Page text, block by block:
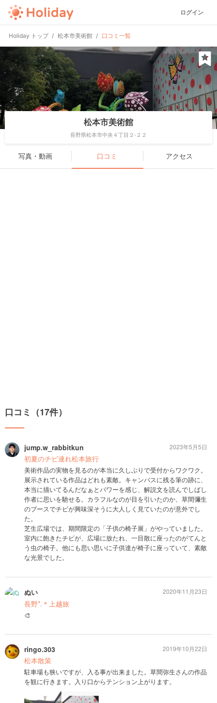
ログイン
Holiday トップ 松本市美術館 口コミ一覧
松本市美術館
長野県松本市中央４丁目２-２２
写真・動画 口コミ アクセス
口コミ（17件）
jump.w_rabbitkun
初夏のチビ連れ松本旅行
美術作品の実物を見るのが本当に久しぶりで受付からワクワク。
展示されている作品はどれも素敵。キャンバスに残る筆の跡に、
本当に描いてるんだなぁとパワーを感じ、解説文を読んでしばし
作者に思いを馳せる。カラフルなのが目を引いたのか、草間彌生
のブースでチビが興味深そうに大人しく見ていたのが意外でし
た。
芝生広場では、期間限定の「子供の椅子展」がやっていました。
室内に飽きたチビが、広場に放たれ、一目散に座ったのがてんと
う虫の椅子。他にも思い思いに子供達が椅子に座っていて、素敵
な光景でした。
2023年5月5日
ぬい
長野*.＊上越旅
🎨
2020年11月23日
ringo.303
松本散策
駐車場も狭いですが、入る事が出来ました。草間弥生さんの作品
を観に行きます。入り口からテンション上がります。
2019年10月22日